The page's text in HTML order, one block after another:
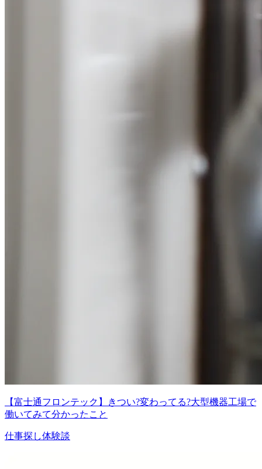
【富士通フロンテック】きつい?変わってる?大型機器工場で
働いてみて分かったこと
仕事探し体験談